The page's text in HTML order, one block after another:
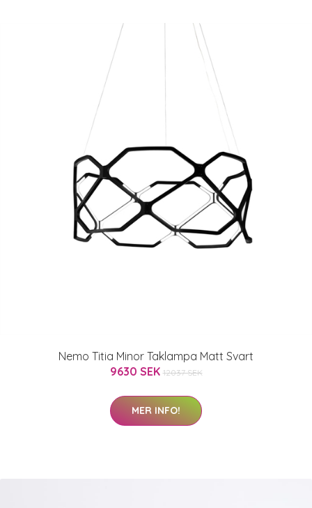
Nemo Titia Minor Taklampa Matt Svart
9630 SEK 12037 SEK
MER INFO!